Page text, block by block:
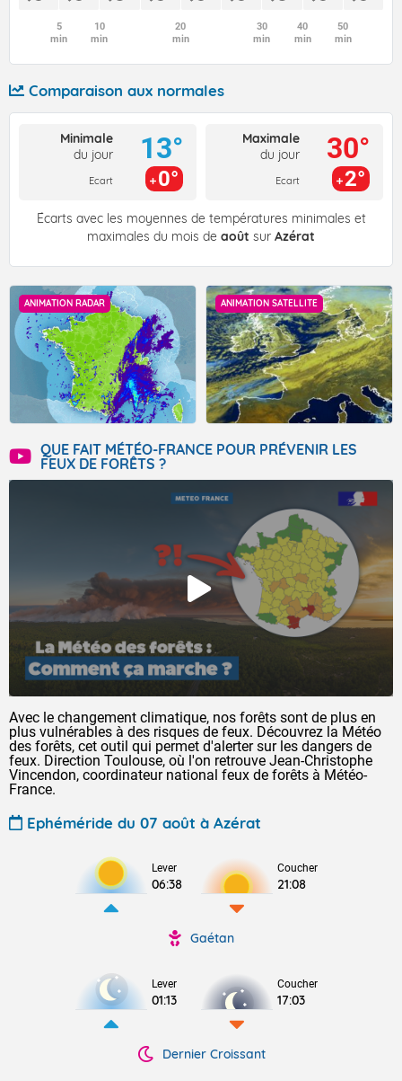
5
min
10
min
20
min
30
min
40
min
50
min
Comparaison aux normales
Minimale
du jour
Ecart
13°
0°
Maximale
du jour
Ecart
30°
2°
Écarts avec les moyennes de températures minimales et
maximales du mois de août sur Azérat
ANIMATION RADAR ANIMATION SATELLITE
QUE FAIT MÉTÉO-FRANCE POUR PRÉVENIR LES
FEUX DE FORÊTS ?
Avec le changement climatique, nos forêts sont de plus en
plus vulnérables à des risques de feux. Découvrez la Météo
des forêts, cet outil qui permet d'alerter sur les dangers de
feux. Direction Toulouse, où l'on retrouve Jean-Christophe
Vincendon, coordinateur national feux de forêts à Météo-
France.
Ephéméride du 07 août à Azérat
Lever
06:38
Coucher
21:08
Gaétan
Lever
01:13
Coucher
17:03
Dernier Croissant